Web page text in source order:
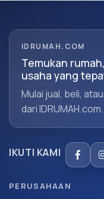
IDRUMAH.COM
Temukan
usaha yang
Mulai jual, beli,
dari IDRUMAH.com.
IKUTI KAMI
PERUSAHAAN